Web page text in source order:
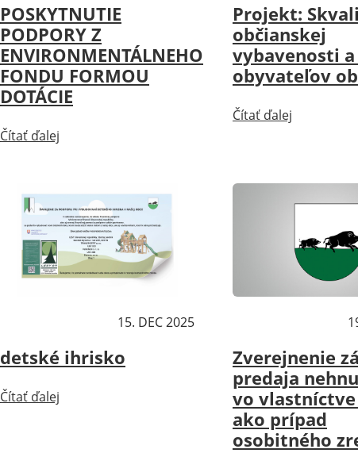
POSKYTNUTIE
PODPORY Z
ENVIRONMENTÁLNEHO
FONDU FORMOU
DOTÁCIE
Čítať ďalej
Projekt:
občianskej
vybavenosti
obyvateľov
Čítať ďalej
15. DEC 2025
detské ihrisko
Čítať ďalej
Zverejnenie
predaja
vo vlastníctve
ako prípad
osobitného